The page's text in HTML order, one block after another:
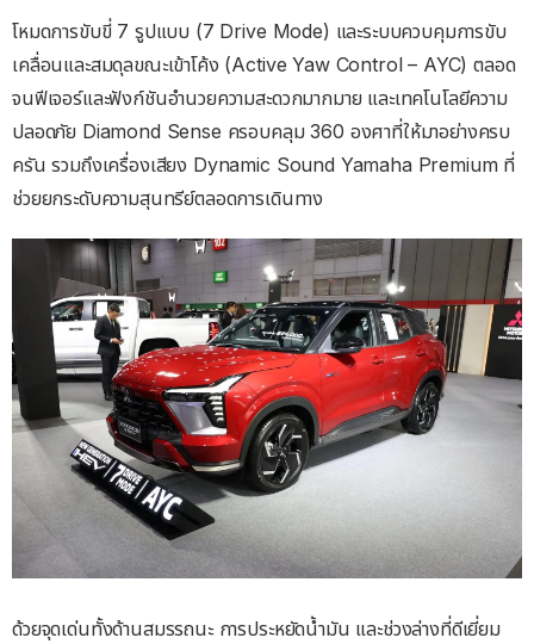
โหมดการขับขี่ 7 รูปแบบ (7 Drive Mode) และระบบควบคุมการขับ
เคลื่อนและสมดุลขณะเข้าโค้ง (Active Yaw Control – AYC) ตลอด
จนฟีเจอร์และฟังก์ชันอํานวยความสะดวกมากมาย และเทคโนโลยีความ
ปลอดภัย Diamond Sense ครอบคลุม 360 องศาที่ให้มาอย่างครบ
ครัน รวมถึงเครื่องเสียง Dynamic Sound Yamaha Premium ที่
ช่วยยกระดับความสุนทรีย์ตลอดการเดินทาง
ด้วยจุดเด่นทั้งด้านสมรรถนะ การประหยัดนํ้ามัน และช่วงล่างที่ดีเยี่ยม